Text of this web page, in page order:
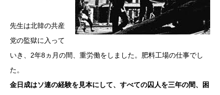
先生は北韓の共産
党の監獄に入って
いき、2年8ヵ月の間、重労働をしました。肥料工場の仕事でし
た。
金日成はソ連の経験を見本にして、すべての囚人を三年の間、困